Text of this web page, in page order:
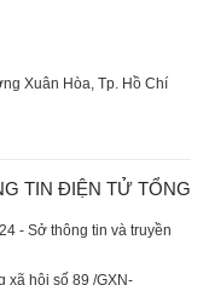
Xuân Hòa, Tp. Hồ Chí
TIN ĐIỆN TỬ TỔNG
- Sở thông tin và truyền
xã hội số 89 /GXN-